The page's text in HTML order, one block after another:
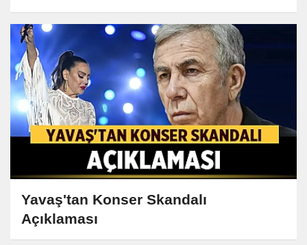
Yavaş'tan Konser Skandalı
Açıklaması